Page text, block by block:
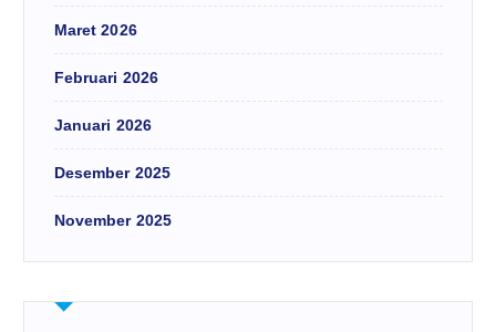
Maret 2026
Februari 2026
Januari 2026
Desember 2025
November 2025